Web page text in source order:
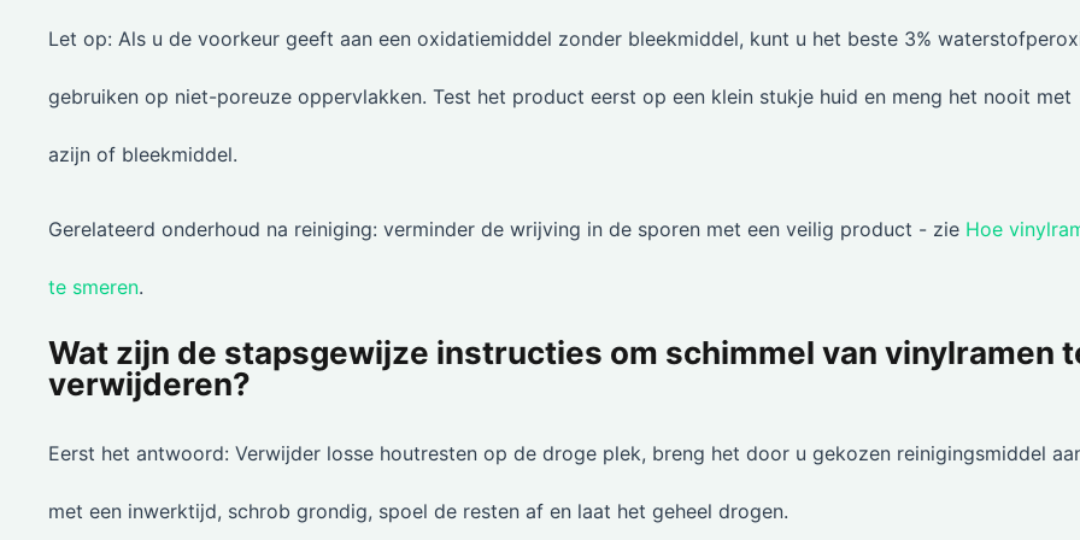
Let op: Als u de voorkeur geeft aan een oxidatiemiddel zonder bleekmiddel, kunt u het beste 3%
gebruiken op niet-poreuze oppervlakken. Test het product eerst op een klein stukje huid en meng het nooit met
azijn of bleekmiddel.
Gerelateerd onderhoud na reiniging: verminder de wrijving in de sporen met een veilig product - zie Hoe
te smeren.
Wat zijn de stapsgewijze instructies om schimmel van vinylramen
verwijderen?
Eerst het antwoord: Verwijder losse houtresten op de droge plek, breng het door u gekozen reinigingsmiddel
met een inwerktijd, schrob grondig, spoel de resten af en laat het geheel drogen.